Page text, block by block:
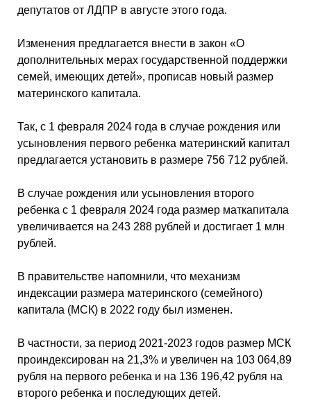
депутатов от ЛДПР в августе этого года.
Изменения предлагается внести в закон «О
дополнительных мерах государственной поддержки
семей, имеющих детей», прописав новый размер
материнского капитала.
Так, с 1 февраля 2024 года в случае рождения или
усыновления первого ребенка материнский капитал
предлагается установить в размере 756 712 рублей.
В случае рождения или усыновления второго
ребенка с 1 февраля 2024 года размер маткапитала
увеличивается на 243 288 рублей и достигает 1 млн
рублей.
В правительстве напомнили, что механизм
индексации размера материнского (семейного)
капитала (МСК) в 2022 году был изменен.
В частности, за период 2021-2023 годов размер МСК
проиндексирован на 21,3% и увеличен на 103 064,89
рубля на первого ребенка и на 136 196,42 рубля на
второго ребенка и последующих детей.